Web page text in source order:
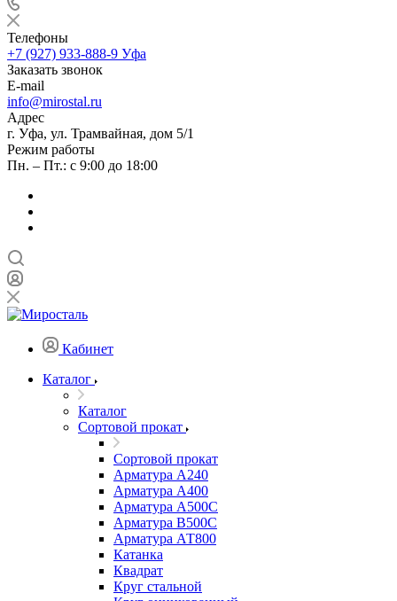
Телефоны
+7 (927) 933-888-9 Уфа
Заказать звонок
E-mail
info@mirostal.ru
Адрес
г. Уфа, ул. Трамвайная, дом 5/1
Режим работы
Пн. – Пт.: с 9:00 до 18:00
Кабинет
Каталог
Каталог
Сортовой прокат
Сортовой прокат
Арматура А240
Арматура А400
Арматура А500C
Арматура В500С
Арматура АТ800
Катанка
Квадрат
Круг стальной